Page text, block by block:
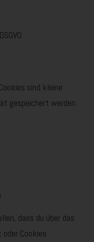
sind kleine
gespeichert werden.
dass du über das
Cookies